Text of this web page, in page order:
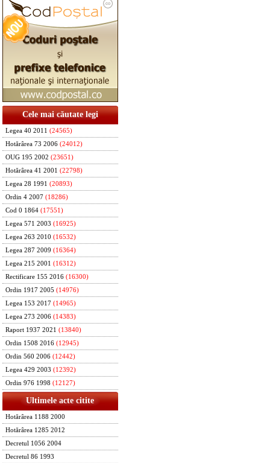
Cele mai căutate legi
Legea 40 2011 (24565)
Hotărârea 73 2006 (24012)
OUG 195 2002 (23651)
Hotărârea 41 2001 (22798)
Legea 28 1991 (20893)
Ordin 4 2007 (18286)
Cod 0 1864 (17551)
Legea 571 2003 (16925)
Legea 263 2010 (16532)
Legea 287 2009 (16364)
Legea 215 2001 (16312)
Rectificare 155 2016 (16300)
Ordin 1917 2005 (14976)
Legea 153 2017 (14965)
Legea 273 2006 (14383)
Raport 1937 2021 (13840)
Ordin 1508 2016 (12945)
Ordin 560 2006 (12442)
Legea 429 2003 (12392)
Ordin 976 1998 (12127)
Ultimele acte citite
Hotărârea 1188 2000
Hotărârea 1285 2012
Decretul 1056 2004
Decretul 86 1993